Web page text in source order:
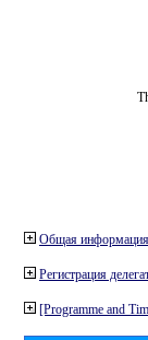
Общая информация
Регистрация
[Programme and